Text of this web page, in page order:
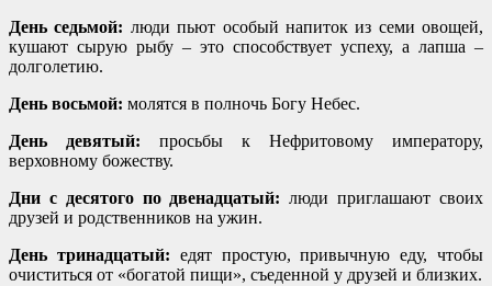
День седьмой: люди пьют особый напиток из семи овощей,
кушают сырую рыбу – это способствует успеху, а лапша –
долголетию.
День восьмой: молятся в полночь Богу Небес.
День девятый: просьбы к Нефритовому императору,
верховному божеству.
Дни с десятого по двенадцатый: люди приглашают своих
друзей и родственников на ужин.
День тринадцатый: едят простую, привычную еду, чтобы
очиститься от «богатой пищи», съеденной у друзей и близких.